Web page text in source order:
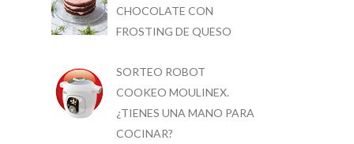
CHOCOLATE CON
FROSTING DE QUESO
SORTEO ROBOT
COOKEO MOULINEX.
¿TIENES UNA MANO PARA
COCINAR?